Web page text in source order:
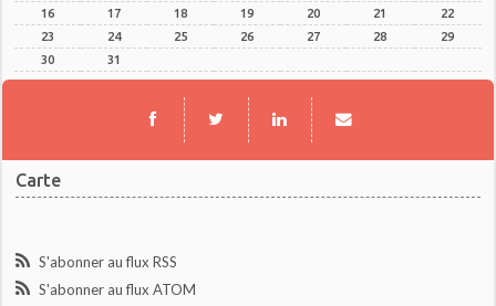
16
17 18 19 20 21
22
23
24 25 26 27 28
29
30
31
Carte
S'abonner au flux RSS
S'abonner au flux ATOM